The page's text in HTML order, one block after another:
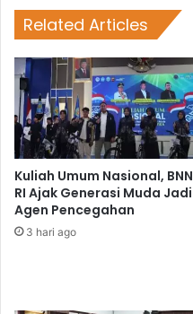
Related Articles
Kuliah Umum Nasional, BNN
RI Ajak Generasi Muda Jadi
Agen Pencegahan
3 hari ago